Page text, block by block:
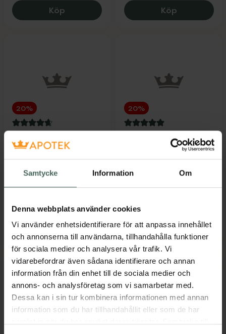
Samtycke Information Om
Denna webbplats använder cookies
Vi använder enhetsidentifierare för att anpassa innehållet
och annonserna till användarna, tillhandahålla funktioner
för sociala medier och analysera vår trafik. Vi
vidarebefordrar även sådana identifierare och annan
information från din enhet till de sociala medier och
annons- och analysföretag som vi samarbetar med.
Dessa kan i sin tur kombinera informationen med annan
information som du har tillhandahållit eller som de har
Köp Holistic Strandnypon EKO, 196 kr.
Köp
20%
4.8 av 5 i omdöme
VitaYummy Hair &
Nails Raspberry
Gummies 60 st
Kosttillskott
Kampanjpris online
Tidigare pris:166 kr
VitaYummy Hair & Nails Raspberry,
20%
5 av 5 i omdöme
Great Earth
Kapslar 60 st
Kosttillskott
Kampanjpris online
Tidigare pris:
Köp Great